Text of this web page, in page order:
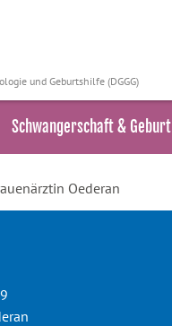
und Geburtshilfe (DGGG)
Schwangerschaft & Geburt
Oederan